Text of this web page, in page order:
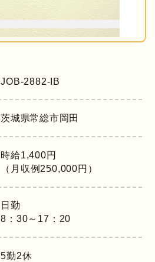
JOB-2882-IB
茨城県常総市岡田
時給1,400円
（月収例250,000円）
日勤
8：30～17：20
5勤2休